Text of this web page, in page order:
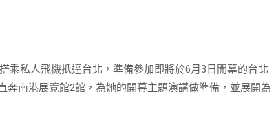
乘私人飛機抵達台北，準備參加即將於6月3日開幕的台北
奔南港展覽館2館，為她的開幕主題演講做準備，並展開為